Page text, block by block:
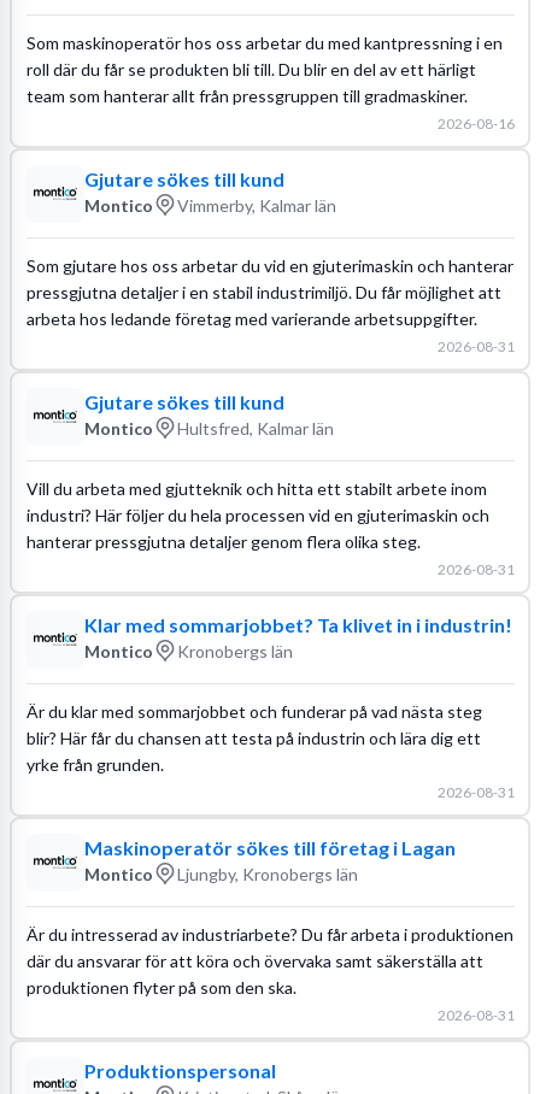
Som maskinoperatör hos oss arbetar du med kantpressning i en
roll där du får se produkten bli till. Du blir en del av ett härligt
team som hanterar allt från pressgruppen till gradmaskiner.
2026-08-16
Gjutare sökes till kund
Montico Vimmerby, Kalmar län
Som gjutare hos oss arbetar du vid en gjuterimaskin och hanterar
pressgjutna detaljer i en stabil industrimiljö. Du får möjlighet att
arbeta hos ledande företag med varierande arbetsuppgifter.
2026-08-31
Gjutare sökes till kund
Montico Hultsfred, Kalmar län
Vill du arbeta med gjutteknik och hitta ett stabilt arbete inom
industri? Här följer du hela processen vid en gjuterimaskin och
hanterar pressgjutna detaljer genom flera olika steg.
2026-08-31
Klar med sommarjobbet? Ta klivet in i industrin!
Montico Kronobergs län
Är du klar med sommarjobbet och funderar på vad nästa steg
blir? Här får du chansen att testa på industrin och lära dig ett
yrke från grunden.
2026-08-31
Maskinoperatör sökes till företag i Lagan
Montico Ljungby, Kronobergs län
Är du intresserad av industriarbete? Du får arbeta i produktionen
där du ansvarar för att köra och övervaka samt säkerställa att
produktionen flyter på som den ska.
2026-08-31
Produktionspersonal